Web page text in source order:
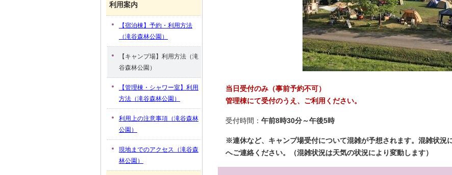
当日受付のみ（事前予約不可）
管理棟にて受付のうえ、ご利用ください。
受付時間： 午前8時30分～午後5時
※連休など、キャンプ場受付について混雑が予想されます。混雑状況
へご連絡ください。（混雑状況は天気の状況により変動します）
利用案内
【宿泊棟】予約・利用方法
（滝谷森林公園）
【キャンプ場】利用方法（滝
谷森林公園）
【管理棟・シャワー室】利用
方法（滝谷森林公園）
利用上の注意事項（滝谷森林
公園）
現地までのアクセス（滝谷森
林公園）